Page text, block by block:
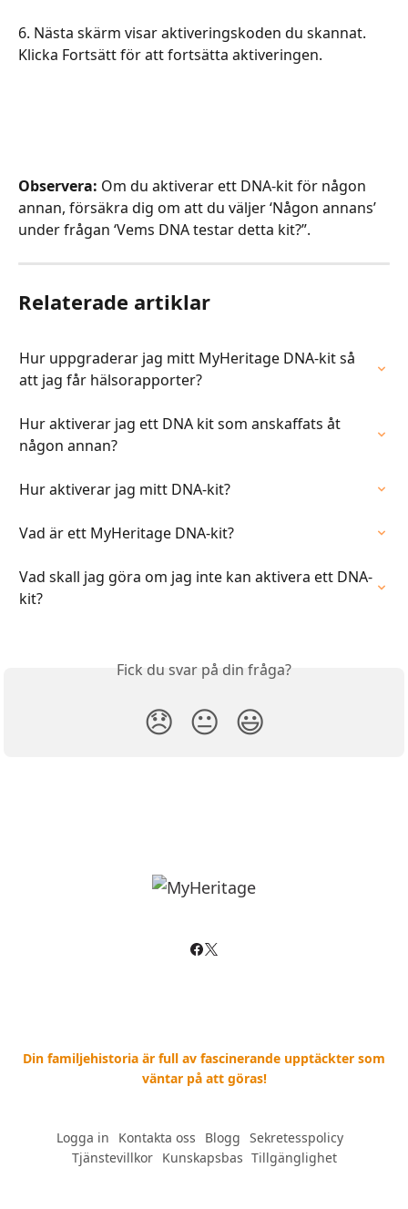
6. Nästa skärm visar aktiveringskoden du skannat.
Klicka Fortsätt för att fortsätta aktiveringen.
​​​​​​​​​Observera: Om du aktiverar ett DNA-kit för någon
annan, försäkra dig om att du väljer ‘Någon annans’
under frågan ‘Vems DNA testar detta kit?”.
Relaterade artiklar
Hur uppgraderar jag mitt MyHeritage DNA-kit så
att jag får hälsorapporter?
Hur aktiverar jag ett DNA kit som anskaffats åt
någon annan?
Hur aktiverar jag mitt DNA-kit?
Vad är ett MyHeritage DNA-kit?
Vad skall jag göra om jag inte kan aktivera ett DNA-
kit?
Fick du svar på din fråga?
😞 😐 😃
Din familjehistoria är full av fascinerande upptäckter som
väntar på att göras!
Logga in Kontakta oss Blogg Sekretesspolicy
Tjänstevillkor-- Kunskapsbas Tillgänglighet